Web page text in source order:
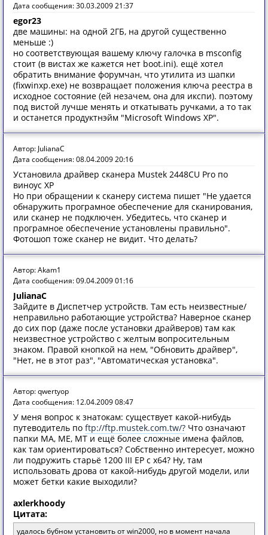
Дата сообщения: 30.03.2009 21:37
egor23
две машины: на одной 2ГБ, на другой существенно
меньше :)
но соответствующая вашему ключу галочка в msconfig
стоит (в вистах же кажется нет boot.ini). ещё хотел
обратить внимание форумчан, что утилита из шапки
(fixwinxp.exe) не возвращает положения ключа реестра в
исходное состояние (ей незачем, она для икспи). поэтому
под вистой лучше менять и откатывать ручками, а то так
и останется продуктнэйм "Microsoft Windows XP".
Автор: JulianaC
Дата сообщения: 08.04.2009 20:16
Установила драйвер сканера Mustek 2448CU Pro по
виноус ХР
Но при обращении к сканеру система пишет "Не удается
обнаружить програмное обеспечение для сканирования,
или сканер не подключен. Убедитесь, что сканер и
програмное обеспечение установлены правильно".
Фотошоп тоже сканер не видит. Что делать?
Автор: Akam1
Дата сообщения: 09.04.2009 01:16
JulianaC
Зайдите в Диспетчер устройств. Там есть неизвестные/
неправильно работающие устройства? Наверное сканер
до сих пор (даже после установки драйверов) там как
неизвестное устройство с желтым вопросительным
знаком. Правой кнопкой на нем, "Обновить драйвер",
"Нет, не в этот раз", "Автоматическая установка".
Автор: qwertyop
Дата сообщения: 12.04.2009 08:47
У меня вопрос к знатокам: существует какой-нибудь
путеводитель по ftp://ftp.mustek.com.tw/? Что означают
папки MA, ME, MT и ещё более сложные имена файлов,
как там ориентироваться? Собственно интересует, можно
ли подружить старьё 1200 III EP с x64? Ну, там
использовать дрова от какой-нибудь другой модели, или
может бетки какие выходили?
axlerkhoody
Цитата:
удалось бубном установить от win2000, но в момент начала